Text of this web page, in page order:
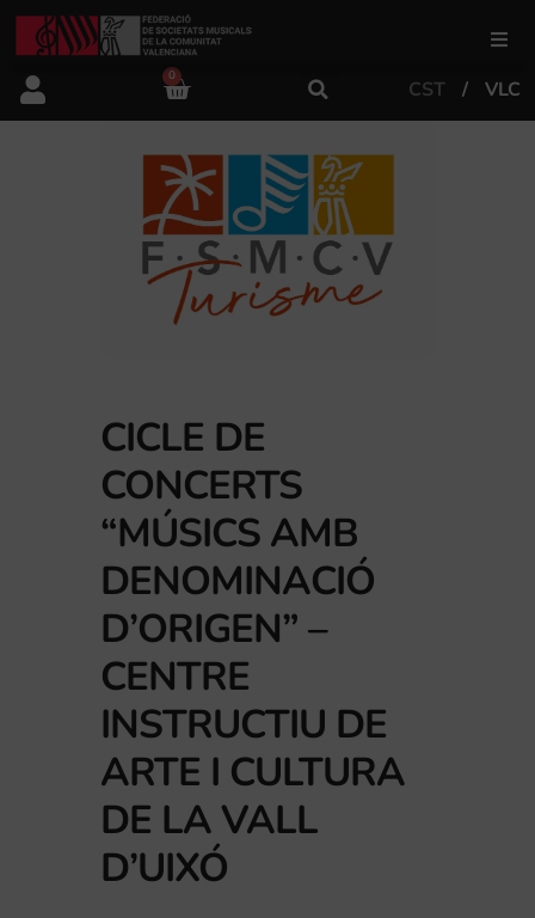
FSMCV
Àrea de gestió
Àrea educativa
Actualitat
0
CST VLC
CICLE DE
CONCERTS
“MÚSICS AMB
DENOMINACIÓ
D’ORIGEN” –
CENTRE
INSTRUCTIU DE
ARTE I CULTURA
DE LA VALL
D’UIXÓ